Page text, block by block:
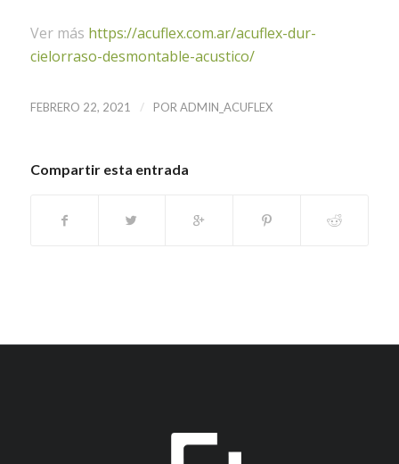
Ver más https://acuflex.com.ar/acuflex-dur-
cielorraso-desmontable-acustico/
FEBRERO 22, 2021 / POR ADMIN_ACUFLEX
Compartir esta entrada